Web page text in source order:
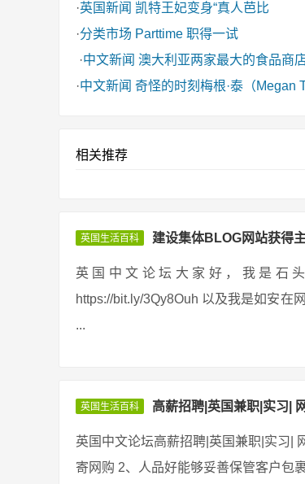
·英国新闻 凯特王妃变身“真人芭比
·分类市场 Parttime 职得一试
·中文新闻 澳大利亚两家最大的食品商
·中文新闻 奇怪的时刻梅根·泰（Megan
相关推荐
英国生活百科 建设集体BLOG网站获得
英国中文论坛大家好，我是石
https://bit.ly/3Qy8Ouh 以及我是如安在
...
英国生活百科 高薪招聘|英国兼职|实习|
英国中文论坛高薪招聘|英国兼职|实习|
寄网购 2、人品好能够妥善保管客户包